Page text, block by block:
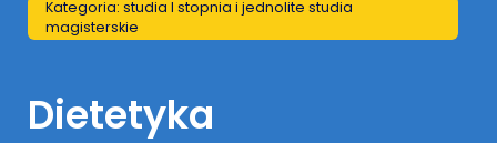
Kategoria: studia I stopnia i jednolite studia
magisterskie
Dietetyka